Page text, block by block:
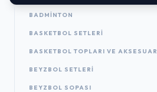
BADMINTON
BASKETBOL SETLERI
BASKETBOL TOPLARI VE AKSESUAR
BEYZBOL SETLERI
BEYZBOL SOPASI